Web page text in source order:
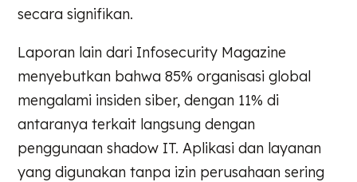
secara signifikan.
Laporan lain dari Infosecurity Magazine
menyebutkan bahwa 85% organisasi global
mengalami insiden siber, dengan 11% di
antaranya terkait langsung dengan
penggunaan shadow IT. Aplikasi dan layanan
yang digunakan tanpa izin perusahaan sering